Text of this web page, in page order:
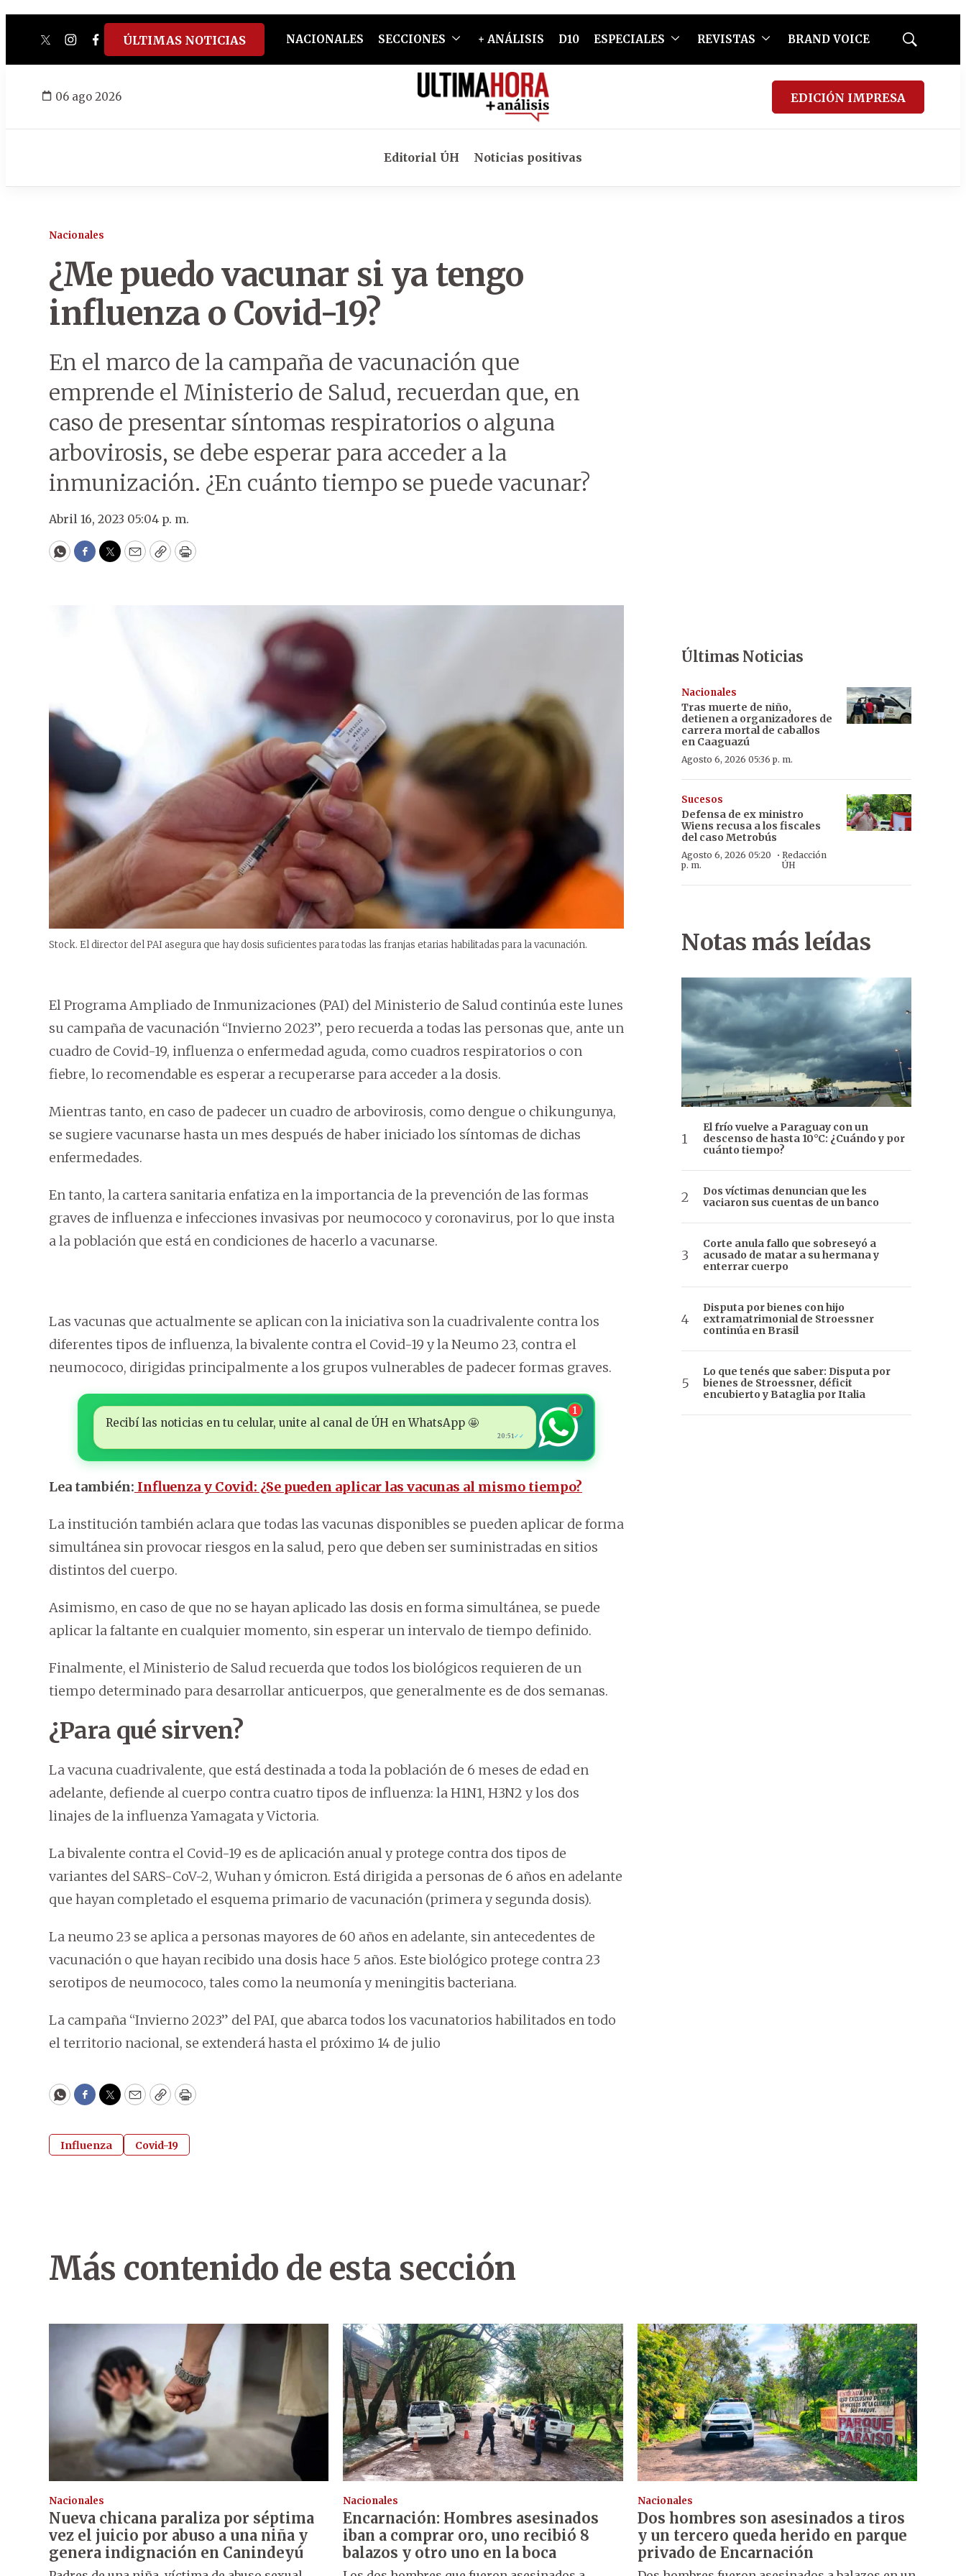
twitterinstagram
facebook
tiktokyoutube
spotify
ÚLTIMAS NOTICIAS NACIONALES SECCIONES + ANÁLISIS D10 ESPECIALES REVISTAS BRAND VOICE
Mostrar
06 ago 2026 EDICIÓN IMPRESA
Editorial ÚH Noticias positivas
Nacionales
¿Me puedo vacunar si ya tengo
influenza o Covid-19?
En el marco de la campaña de vacunación que
emprende el Ministerio de Salud, recuerdan que, en
caso de presentar síntomas respiratorios o alguna
arbovirosis, se debe esperar para acceder a la
inmunización. ¿En cuánto tiempo se puede vacunar?
Abril 16, 2023 05:04 p. m.
WhatsApp
Facebook
Twitter
EmailCopyPrint
Stock. El director del PAI asegura que hay dosis suficientes para todas las franjas etarias habilitadas para la vacunación.
El Programa Ampliado de Inmunizaciones (PAI) del Ministerio de Salud continúa este lunes
su campaña de vacunación “Invierno 2023”, pero recuerda a todas las personas que, ante un
cuadro de Covid-19, influenza o enfermedad aguda, como cuadros respiratorios o con
fiebre, lo recomendable es esperar a recuperarse para acceder a la dosis.
Mientras tanto, en caso de padecer un cuadro de arbovirosis, como dengue o chikungunya,
se sugiere vacunarse hasta un mes después de haber iniciado los síntomas de dichas
enfermedades.
En tanto, la cartera sanitaria enfatiza en la importancia de la prevención de las formas
graves de influenza e infecciones invasivas por neumococo y coronavirus, por lo que insta
a la población que está en condiciones de hacerlo a vacunarse.
Las vacunas que actualmente se aplican con la iniciativa son la cuadrivalente contra los
diferentes tipos de influenza, la bivalente contra el Covid-19 y la Neumo 23, contra el
neumococo, dirigidas principalmente a los grupos vulnerables de padecer formas graves.
Recibí las noticias en tu celular, unite al canal de ÚH en WhatsApp 🤩
20:51✓✓
1
Lea también: Influenza y Covid: ¿Se pueden aplicar las vacunas al mismo tiempo?
La institución también aclara que todas las vacunas disponibles se pueden aplicar de forma
simultánea sin provocar riesgos en la salud, pero que deben ser suministradas en sitios
distintos del cuerpo.
Asimismo, en caso de que no se hayan aplicado las dosis en forma simultánea, se puede
aplicar la faltante en cualquier momento, sin esperar un intervalo de tiempo definido.
Finalmente, el Ministerio de Salud recuerda que todos los biológicos requieren de un
tiempo determinado para desarrollar anticuerpos, que generalmente es de dos semanas.
¿Para qué sirven?
La vacuna cuadrivalente, que está destinada a toda la población de 6 meses de edad en
adelante, defiende al cuerpo contra cuatro tipos de influenza: la H1N1, H3N2 y los dos
linajes de la influenza Yamagata y Victoria.
La bivalente contra el Covid-19 es de aplicación anual y protege contra dos tipos de
variantes del SARS-CoV-2, Wuhan y ómicron. Está dirigida a personas de 6 años en adelante
que hayan completado el esquema primario de vacunación (primera y segunda dosis).
La neumo 23 se aplica a personas mayores de 60 años en adelante, sin antecedentes de
vacunación o que hayan recibido una dosis hace 5 años. Este biológico protege contra 23
serotipos de neumococo, tales como la neumonía y meningitis bacteriana.
La campaña “Invierno 2023” del PAI, que abarca todos los vacunatorios habilitados en todo
el territorio nacional, se extenderá hasta el próximo 14 de julio
WhatsApp
Facebook
Twitter
EmailCopyPrint
Influenza Covid-19
Últimas Noticias
Nacionales
Tras muerte de niño,
detienen a organizadores de
carrera mortal de caballos
en Caaguazú
Agosto 6, 2026 05:36 p. m.
Sucesos
Defensa de ex ministro
Wiens recusa a los fiscales
del caso Metrobús
Agosto 6, 2026 05:20
p. m.
· Redacción
ÚH
Notas más leídas
El frío vuelve a Paraguay con un
descenso de hasta 10°C: ¿Cuándo y por
cuánto tiempo?
Dos víctimas denuncian que les
vaciaron sus cuentas de un banco
Corte anula fallo que sobreseyó a
acusado de matar a su hermana y
enterrar cuerpo
Disputa por bienes con hijo
extramatrimonial de Stroessner
continúa en Brasil
Lo que tenés que saber: Disputa por
bienes de Stroessner, déficit
encubierto y Bataglia por Italia
Más contenido de esta sección
Nacionales
Nueva chicana paraliza por séptima
vez el juicio por abuso a una niña y
genera indignación en Canindeyú
Nacionales
Encarnación: Hombres asesinados
iban a comprar oro, uno recibió 8
balazos y otro uno en la boca
Nacionales
Dos hombres son asesinados a tiros
y un tercero queda herido en parque
privado de Encarnación